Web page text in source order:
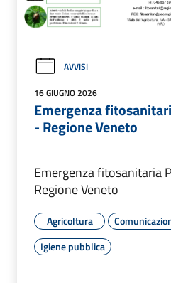
AVVISI
16 GIUGNO 2026
Emergenza
- Regione Veneto
Emergenza fitosanitaria
Regione Veneto
Agricoltura
Igiene pubblica